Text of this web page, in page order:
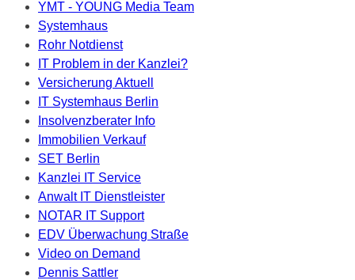
YMT - YOUNG Media Team
Systemhaus
Rohr Notdienst
IT Problem in der Kanzlei?
Versicherung Aktuell
IT Systemhaus Berlin
Insolvenzberater Info
Immobilien Verkauf
SET Berlin
Kanzlei IT Service
Anwalt IT Dienstleister
NOTAR IT Support
EDV Überwachung Straße
Video on Demand
Dennis Sattler